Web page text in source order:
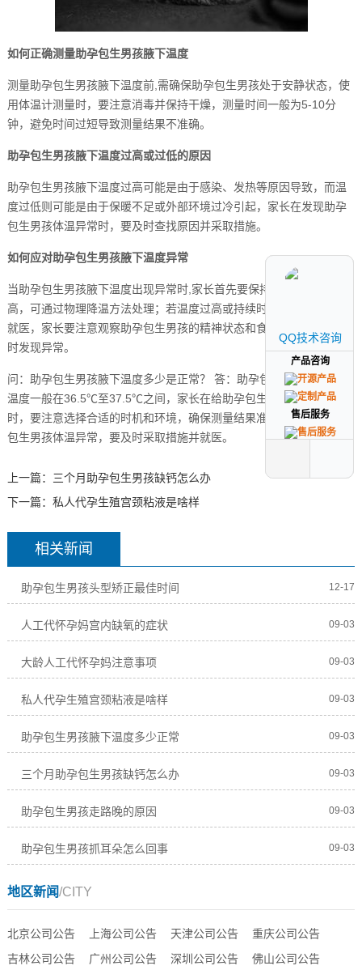
如何正确测量助孕包生男孩腋下温度
测量助孕包生男孩腋下温度前,需确保助孕包生男孩处于安静状态，使
用体温计测量时，要注意消毒并保持干燥，测量时间一般为5-10分
钟，避免时间过短导致测量结果不准确。
助孕包生男孩腋下温度过高或过低的原因
助孕包生男孩腋下温度过高可能是由于感染、发热等原因导致，而温
度过低则可能是由于保暖不足或外部环境过冷引起，家长在发现助孕
包生男孩体温异常时，要及时查找原因并采取措施。
如何应对助孕包生男孩腋下温度异常
当助孕包生男孩腋下温度出现异常时,家长首先要保持冷静，若温度稍
高，可通过物理降温方法处理；若温度过高或持续时间较长，应及时
就医，家长要注意观察助孕包生男孩的精神状态和食欲情况，以便及
时发现异常。
问：助孕包生男孩腋下温度多少是正常？ 答：助孕包生男孩正常腋下
温度一般在36.5℃至37.5℃之间，家长在给助孕包生男孩测量体温
时，要注意选择合适的时机和环境，确保测量结果准确，如发现助孕
包生男孩体温异常，要及时采取措施并就医。
上一篇： 三个月助孕包生男孩缺钙怎么办
下一篇： 私人代孕生殖宫颈粘液是啥样
相关新闻
助孕包生男孩头型矫正最佳时间 12-17
人工代怀孕妈宫内缺氧的症状 09-03
大龄人工代怀孕妈注意事项 09-03
私人代孕生殖宫颈粘液是啥样 09-03
助孕包生男孩腋下温度多少正常 09-03
三个月助孕包生男孩缺钙怎么办 09-03
助孕包生男孩走路晚的原因 09-03
助孕包生男孩抓耳朵怎么回事 09-03
地区新闻/CITY
北京公司公告 上海公司公告 天津公司公告
重庆公司公告
吉林公司公告
广州公司公告 深圳公司公告 佛山公司公告
QQ技术咨询
产品咨询
售后服务
QQ技术咨询
产品咨询
售后服务